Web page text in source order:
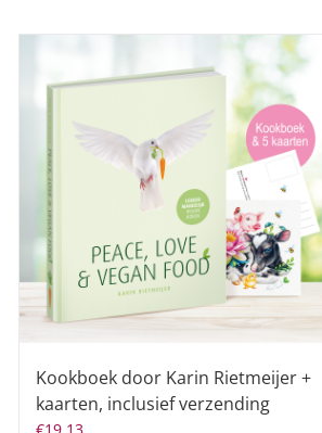
Kookboek door Karin Rietmeijer +
kaarten, inclusief verzending